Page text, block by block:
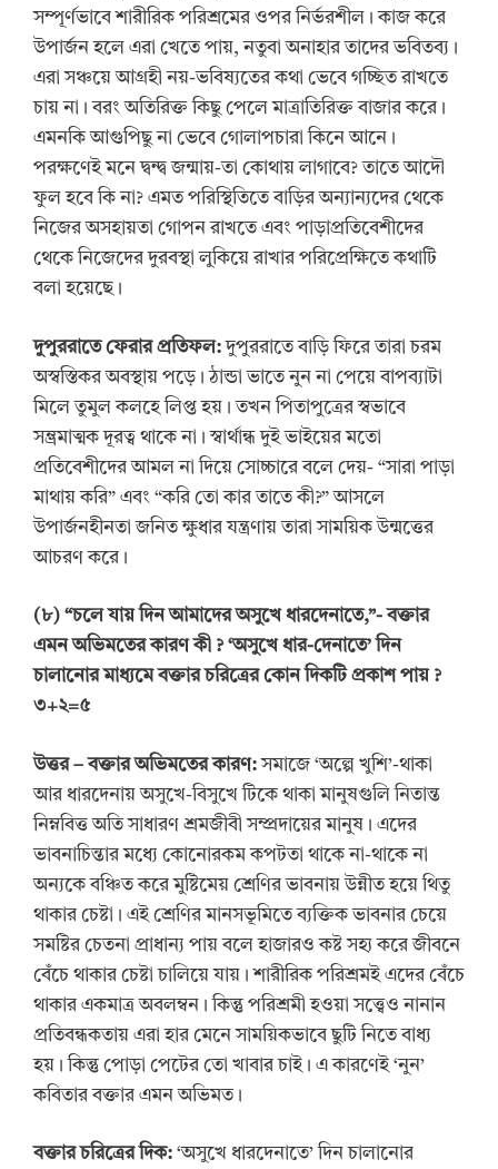
সম্পূর্ণভাবে শারীরিক পরিশ্রমের ওপর নির্ভরশীল। কাজ করে
উপার্জন হলে এরা খেতে পায়, নতুবা অনাহার তাদের ভবিতব্য।
এরা সঞ্চয়ে আগ্রহী নয়-ভবিষ্যতের কথা ভেবে গচ্ছিত রাখতে
চায় না। বরং অতিরিক্ত কিছু পেলে মাত্রাতিরিক্ত বাজার করে।
এমনকি আগুপিছু না ভেবে গোলাপচারা কিনে আনে।
পরক্ষণেই মনে দ্বন্দ্ব জন্মায়-তা কোথায় লাগাবে? তাতে আদৌ
ফুল হবে কি না? এমত পরিস্থিতিতে বাড়ির অন্যান্যদের থেকে
নিজের অসহায়তা গোপন রাখতে এবং পাড়াপ্রতিবেশীদের
থেকে নিজেদের দুরবস্থা লুকিয়ে রাখার পরিপ্রেক্ষিতে কথাটি
বলা হয়েছে।
দুপুররাতে ফেরার প্রতিফল:দুপুররাতে বাড়ি ফিরে তারা চরম
অস্বস্তিকর অবস্থায় পড়ে। ঠান্ডা ভাতে নুন না পেয়ে বাপব্যাটা
মিলে তুমুল কলহে লিপ্ত হয়। তখন পিতাপুত্রের স্বভাবে
সম্ভ্রমাত্মক দূরত্ব থাকে না। স্বার্থান্ধ দুই ভাইয়ের মতো
প্রতিবেশীদের আমল না দিয়ে সোচ্চারে বলে দেয়- “সারা পাড়া
মাথায় করি” এবং “করি তো কার তাতে কী?” আসলে
উপার্জনহীনতা জনিত ক্ষুধার যন্ত্রণায় তারা সাময়িক উন্মত্তের
আচরণ করে।
(৮) “চলে যায় দিন আমাদের অসুখে ধারদেনাতে,”- বক্তার
এমন অভিমতের কারণ কী ? ‘অসুখে ধার-দেনাতে’দিন
চালানোর মাধ্যমে বক্তার চরিত্রের কোন দিকটি প্রকাশ পায় ?
৩+২=৫
উত্তর–বক্তার অভিমতের কারণ:সমাজে ‘অল্পে খুশি’-থাকা
আর ধারদেনায় অসুখে-বিসুখে টিকে থাকা মানুষগুলি নিতান্ত
নিম্নবিত্ত অতি সাধারণ শ্রমজীবী সম্প্রদায়ের মানুষ। এদের
ভাবনাচিন্তার মধ্যে কোনোরকম কপটতা থাকে না-থাকে না
অন্যকে বঞ্চিত করে মুষ্টিমেয় শ্রেণির ভাবনায় উন্নীত হয়ে থিতু
থাকার চেষ্টা। এই শ্রেণির মানসভূমিতে ব্যক্তিক ভাবনার চেয়ে
সমষ্টির চেতনা প্রাধান্য পায় বলে হাজারও কষ্ট সহ্য করে জীবনে
বেঁচে থাকার চেষ্টা চালিয়ে যায়। শারীরিক পরিশ্রমই এদের বেঁচে
থাকার একমাত্র অবলম্বন। কিন্তু পরিশ্রমী হওয়া সত্ত্বেও নানান
প্রতিবন্ধকতায় এরা হার মেনে সাময়িকভাবে ছুটি নিতে বাধ্য
হয়। কিন্তু পোড়া পেটের তো খাবার চাই। এ কারণেই ‘নুন’
কবিতার বক্তার এমন অভিমত।
বক্তার চরিত্রের দিক: ‘অসুখে ধারদেনাতে’ দিন চালানোর